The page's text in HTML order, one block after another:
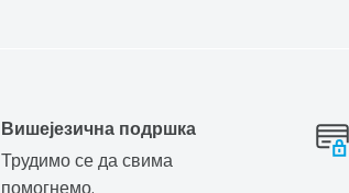
Вишејезична подршка
Трудимо се да свима
помогнемо.